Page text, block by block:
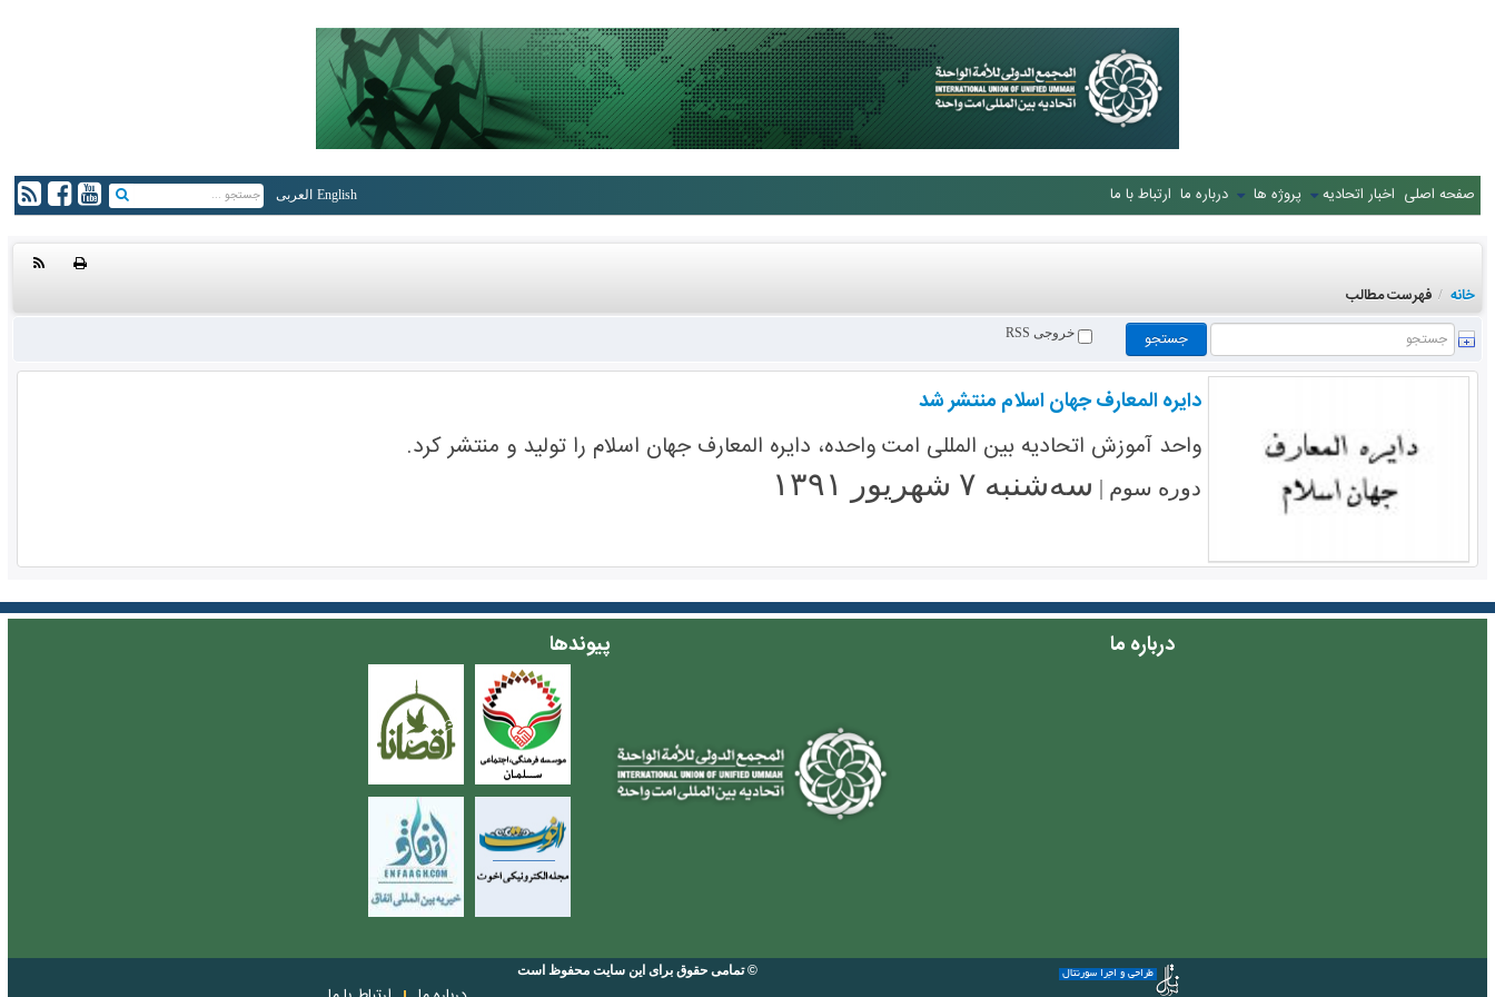
English العربی صفحه اصلی اخبار اتحادیه پروژه ها درباره ما ارتباط با ما
خانه / فهرست مطالب
خروجی RSS
دایره المعارف جهان اسلام منتشر شد
واحد آموزش اتحادیه بین المللی امت واحده، دایره المعارف جهان اسلام را تولید و منتشر کرد.
دوره سوم | سه‌شنبه ۷ شهریور ۱۳۹۱
درباره ما پیوندها
طراحی و اجرا سورنتال © تمامی حقوق برای این سایت محفوظ است